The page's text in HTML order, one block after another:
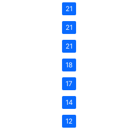
21
21
21
18
17
14
12